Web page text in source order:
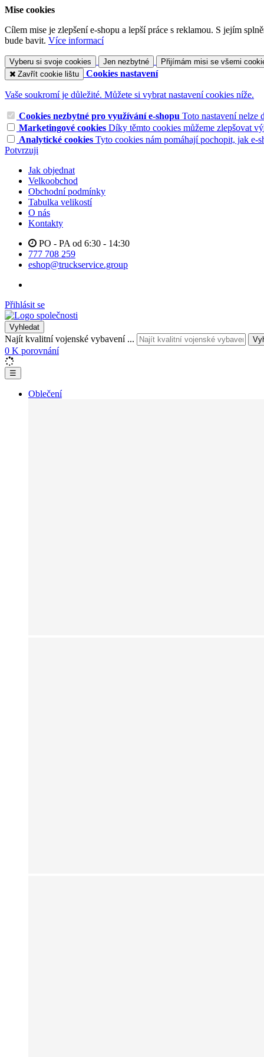
Mise cookies
Cílem mise je zlepšení e-shopu a lepší práce s reklamou. S jejím
bude bavit. Více informací
Vyberu si svoje cookies Jen nezbytné
Přijímám misi se všemi
Zavřít cookie lištu
Cookies nastavení
Vaše soukromí je důležité. Můžete si vybrat nastavení cookies níže.
Cookies nezbytné pro využívání e-shopu Toto nastavení nelze
Marketingové cookies Díky těmto cookies můžeme zlepšovat
Analytické cookies Tyto cookies nám pomáhají pochopit, jak e-
Potvrzuji
Jak objednat
Velkoobchod
Obchodní podmínky
Tabulka velikostí
O nás
Kontakty
PO - PA od 6:30 - 14:30
777 708 259
eshop@truckservice.group
Přihlásit se
Vyhledat
Najít kvalitní vojenské vybavení ...
0 K porovnání
☰
Oblečení